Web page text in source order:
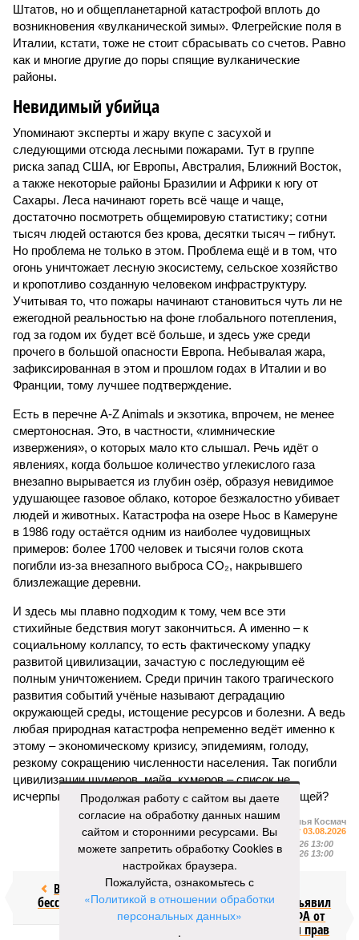
Штатов, но и общепланетарной катастрофой вплоть до
возникновения «вулканической зимы». Флегрейские поля в
Италии, кстати, тоже не стоит сбрасывать со счетов. Равно
как и многие другие до поры спящие вулканические
районы.
Невидимый убийца
Упоминают эксперты и жару вкупе с засухой и
следующими отсюда лесными пожарами. Тут в группе
риска запад США, юг Европы, Австралия, Ближний Восток,
а также некоторые районы Бразилии и Африки к югу от
Сахары. Леса начинают гореть всё чаще и чаще,
достаточно посмотреть общемировую статистику; сотни
тысяч людей остаются без крова, десятки тысяч – гибнут.
Но проблема не только в этом. Проблема ещё и в том, что
огонь уничтожает лесную экосистему, сельское хозяйство
и кропотливо созданную человеком инфраструктуру.
Учитывая то, что пожары начинают становиться чуть ли не
ежегодной реальностью на фоне глобального потепления,
год за годом их будет всё больше, и здесь уже среди
прочего в большой опасности Европа. Небывалая жара,
зафиксированная в этом и прошлом годах в Италии и во
Франции, тому лучшее подтверждение.
Есть в перечне A-Z Animals и экзотика, впрочем, не менее
смертоносная. Это, в частности, «лимнические
извержения», о которых мало кто слышал. Речь идёт о
явлениях, когда большое количество углекислого газа
внезапно вырывается из глубин озёр, образуя невидимое
удушающее газовое облако, которое безжалостно убивает
людей и животных. Катастрофа на озере Ньос в Камеруне
в 1986 году остаётся одним из наиболее чудовищных
примеров: более 1700 человек и тысячи голов скота
погибли из-за внезапного выброса CO₂, накрывшего
близлежащие деревни.
И здесь мы плавно подходим к тому, чем все эти
стихийные бедствия могут закончиться. А именно – к
социальному коллапсу, то есть фактическому упадку
развитой цивилизации, зачастую с последующим её
полным уничтожением. Среди причин такого трагического
развития событий учёные называют деградацию
окружающей среды, истощение ресурсов и болезни. А ведь
любая природная катастрофа непременно ведёт именно к
этому – экономическому кризису, эпидемиям, голоду,
резкому сокращению численности населения. Так погибли
цивилизации шумеров, майя, кхмеров – список не
исчерпывающий. Какая цивилизация будет следующей?
Илья Космач
Газета«Наша версия» №29 от 03.08.2026
Опубликовано:
05.08.2026 13:00
Отредактировано:05.08.2026 13:00
Возраст
бессмертия
Инфантино
отступил и объявил
об отказе ФИФА от
продажи доли прав
Продолжая работу с сайтом вы даете
согласие на обработку данных нашим
сайтом и сторонними ресурсами. Вы
можете запретить обработку Cookies в
настройках браузера.
Пожалуйста, ознакомьтесь с
«Политикой в отношении обработки
персональных данных»
.